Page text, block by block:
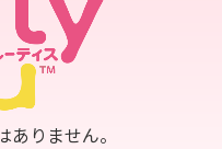
て
りません。